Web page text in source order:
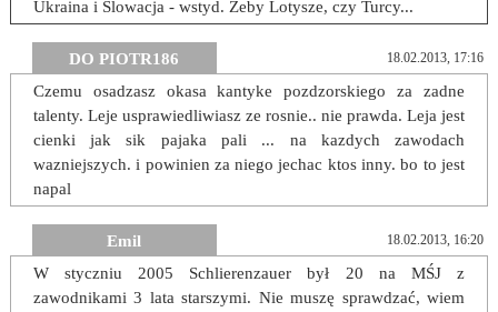
Ukraina i Slowacja - wstyd. Zeby Lotysze, czy Turcy...
DO PIOTR186 18.02.2013, 17:16
Czemu osadzasz okasa kantyke pozdzorskiego za zadne
talenty. Leje usprawiedliwiasz ze rosnie.. nie prawda. Leja jest
cienki jak sik pajaka pali ... na kazdych zawodach
wazniejszych. i powinien za niego jechac ktos inny. bo to jest
napal
Emil 18.02.2013, 16:20
W styczniu 2005 Schlierenzauer był 20 na MŚJ z
zawodnikami 3 lata starszymi. Nie muszę sprawdzać, wiem